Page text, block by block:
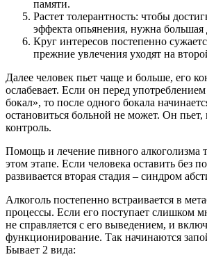
памяти.
Растет толерантность: чтобы
эффекта опьянения, нужна большая
Круг интересов постепенно
прежние увлечения уходят на
Далее человек пьет чаще и больше, его
ослабевает. Если он перед
бокал», то после одного бокала
остановиться больной не может. Он пьет,
контроль.
Помощь и лечение пивного алкоголизма
этом этапе. Если человека оставить без
развивается вторая стадия – синдром
Алкоголь постепенно встраивается в
процессы. Если его поступает слишком
не справляется с его выведением, и
функционирование. Так начинаются
Бывает 2 вида: